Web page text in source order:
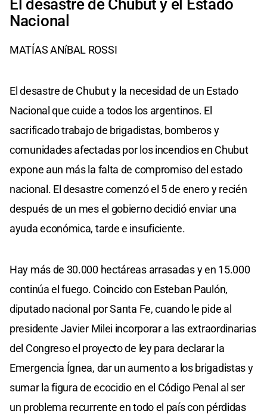
El desastre de Chubut y el Estado
Nacional
MATÍAS ANíBAL ROSSI
El desastre de Chubut y la necesidad de un Estado
Nacional que cuide a todos los argentinos. El
sacrificado trabajo de brigadistas, bomberos y
comunidades afectadas por los incendios en Chubut
expone aun más la falta de compromiso del estado
nacional. El desastre comenzó el 5 de enero y recién
después de un mes el gobierno decidió enviar una
ayuda económica, tarde e insuficiente.
Hay más de 30.000 hectáreas arrasadas y en 15.000
continúa el fuego. Coincido con Esteban Paulón,
diputado nacional por Santa Fe, cuando le pide al
presidente Javier Milei incorporar a las extraordinarias
del Congreso el proyecto de ley para declarar la
Emergencia Ígnea, dar un aumento a los brigadistas y
sumar la figura de ecocidio en el Código Penal al ser
un problema recurrente en todo el país con pérdidas